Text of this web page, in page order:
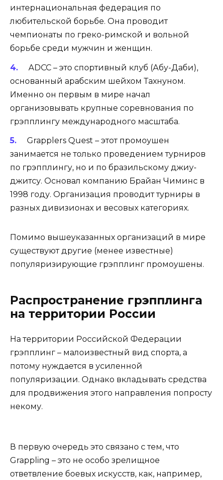
интернациональная федерация по
любительской борьбе. Она проводит
чемпионаты по греко-римской и вольной
борьбе среди мужчин и женщин.
АDCC – это спортивный клуб (Абу-Даби),
основанный арабским шейхом Тахнуном.
Именно он первым в мире начал
организовывать крупные соревнования по
грэпплингу международного масштаба.
Grapplers Quest – этот промоушен
занимается не только проведением турниров
по грэпплингу, но и по бразильскому джиу-
джитсу. Основал компанию Брайан Чиминс в
1998 году. Организация проводит турниры в
разных дивизионах и весовых категориях.
Помимо вышеуказанных организаций в мире
существуют другие (менее известные)
популяризирующие грэпплинг промоушены.
Распространение грэпплинга
на территории России
На территории Российской Федерации
грэпплинг – малоизвестный вид спорта, а
потому нуждается в усиленной
популяризации. Однако вкладывать средства
для продвижения этого направления попросту
некому.
В первую очередь это связано с тем, что
Grappling – это не особо зрелищное
ответвление боевых искусств, как, например,